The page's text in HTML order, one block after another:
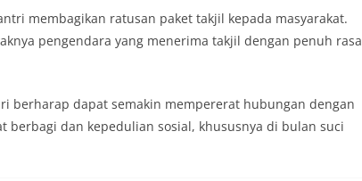
membagikan ratusan paket takjil kepada masyarakat.
pengendara yang menerima takjil dengan penuh rasa
berharap dapat semakin mempererat hubungan dengan
berbagi dan kepedulian sosial, khususnya di bulan suci